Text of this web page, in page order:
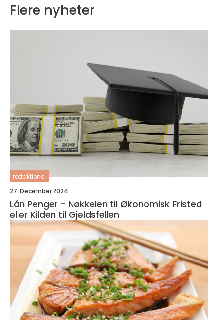
Flere nyheter
redaktionel
27. December 2024
Lån Penger - Nøkkelen til Økonomisk Fristed
eller Kilden til Gjeldsfellen